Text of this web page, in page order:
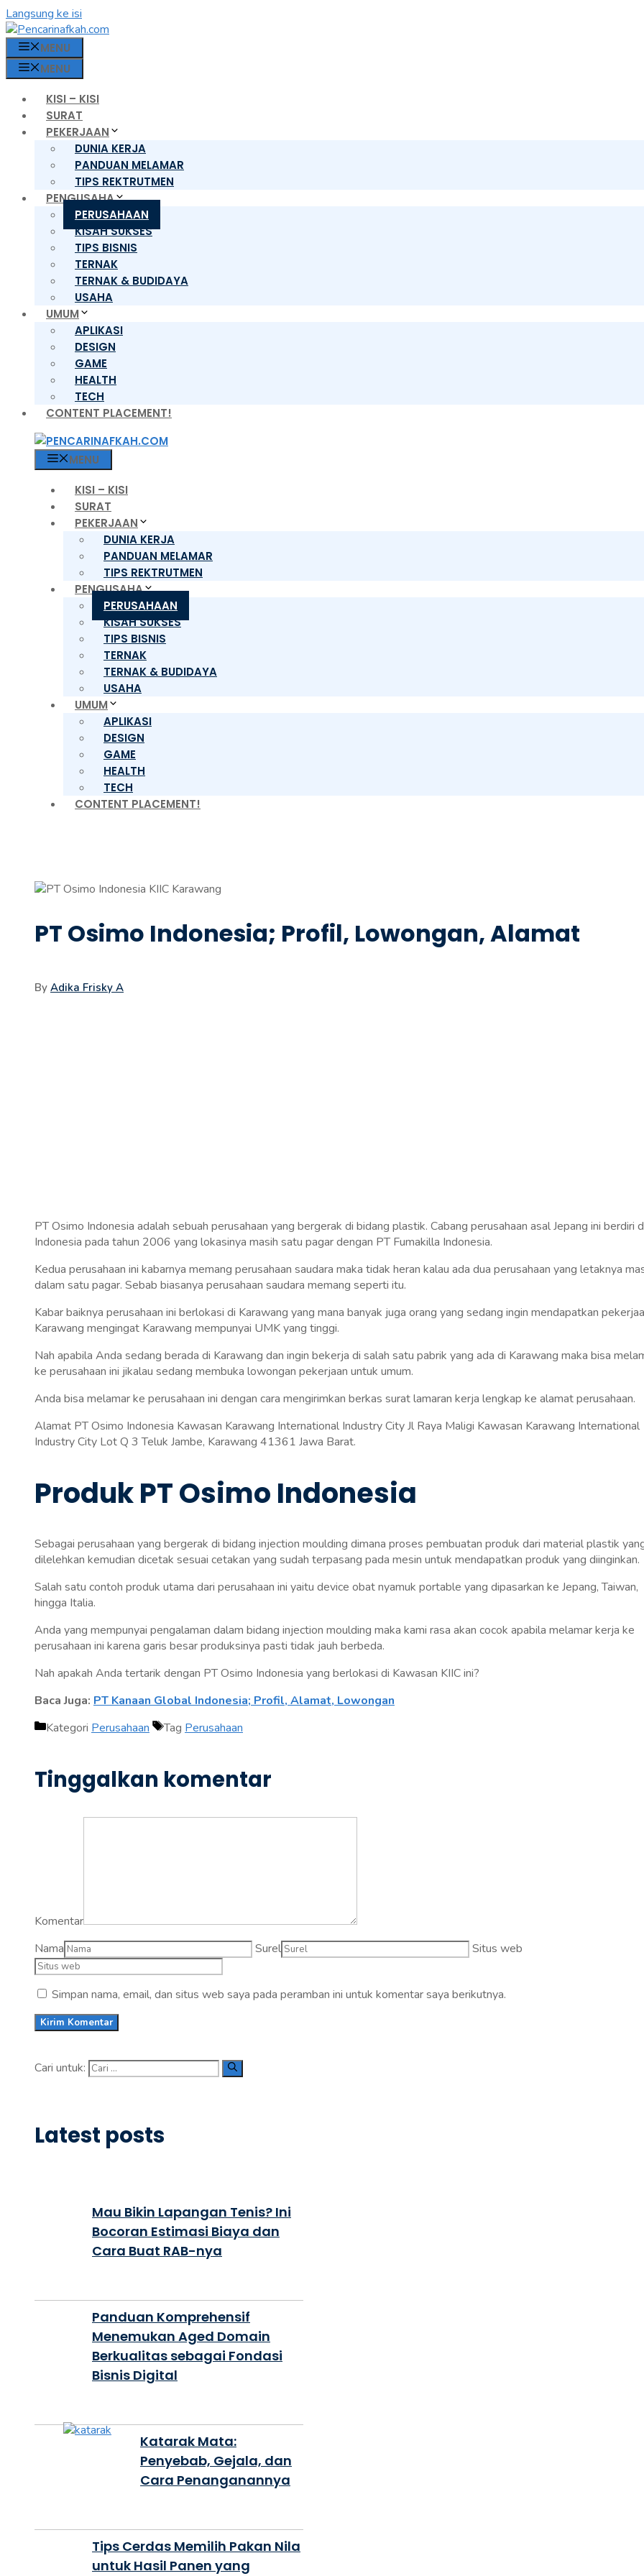
Langsung ke isi
MENU
MENU
KISI – KISI
SURAT
PEKERJAAN
DUNIA KERJA
PANDUAN MELAMAR
TIPS REKTRUTMEN
PENGUSAHA
PERUSAHAAN
KISAH SUKSES
TIPS BISNIS
TERNAK
TERNAK & BUDIDAYA
USAHA
UMUM
APLIKASI
DESIGN
GAME
HEALTH
TECH
CONTENT PLACEMENT!
MENU
KISI – KISI
SURAT
PEKERJAAN
DUNIA KERJA
PANDUAN MELAMAR
TIPS REKTRUTMEN
PENGUSAHA
PERUSAHAAN
KISAH SUKSES
TIPS BISNIS
TERNAK
TERNAK & BUDIDAYA
USAHA
UMUM
APLIKASI
DESIGN
GAME
HEALTH
TECH
CONTENT PLACEMENT!
PT Osimo Indonesia; Profil, Lowongan, Alamat
By Adika Frisky A
PT Osimo Indonesia adalah sebuah perusahaan yang bergerak di bidang plastik. Cabang perusahaan asal Jepang ini berdiri
Indonesia pada tahun 2006 yang lokasinya masih satu pagar dengan PT Fumakilla Indonesia.
Kedua perusahaan ini kabarnya memang perusahaan saudara maka tidak heran kalau ada dua perusahaan yang letaknya
dalam satu pagar. Sebab biasanya perusahaan saudara memang seperti itu.
Kabar baiknya perusahaan ini berlokasi di Karawang yang mana banyak juga orang yang sedang ingin mendapatkan
Karawang mengingat Karawang mempunyai UMK yang tinggi.
Nah apabila Anda sedang berada di Karawang dan ingin bekerja di salah satu pabrik yang ada di Karawang maka bisa
ke perusahaan ini jikalau sedang membuka lowongan pekerjaan untuk umum.
Anda bisa melamar ke perusahaan ini dengan cara mengirimkan berkas surat lamaran kerja lengkap ke alamat perusahaan.
Alamat PT Osimo Indonesia Kawasan Karawang International Industry City Jl Raya Maligi Kawasan Karawang International
Industry City Lot Q 3 Teluk Jambe, Karawang 41361 Jawa Barat.
Produk PT Osimo Indonesia
Sebagai perusahaan yang bergerak di bidang injection moulding dimana proses pembuatan produk dari material plastik
dilelehkan kemudian dicetak sesuai cetakan yang sudah terpasang pada mesin untuk mendapatkan produk yang diinginkan.
Salah satu contoh produk utama dari perusahaan ini yaitu device obat nyamuk portable yang dipasarkan ke Jepang, Taiwan,
hingga Italia.
Anda yang mempunyai pengalaman dalam bidang injection moulding maka kami rasa akan cocok apabila melamar kerja ke
perusahaan ini karena garis besar produksinya pasti tidak jauh berbeda.
Nah apakah Anda tertarik dengan PT Osimo Indonesia yang berlokasi di Kawasan KIIC ini?
Baca Juga: PT Kanaan Global Indonesia; Profil, Alamat, Lowongan
Kategori Perusahaan Tag Perusahaan
Tinggalkan komentar
Komentar
Nama
Surel Situs web
Simpan nama, email, dan situs web saya pada peramban ini untuk komentar saya berikutnya.
Cari untuk:
Latest posts
Mau Bikin Lapangan Tenis? Ini
Bocoran Estimasi Biaya dan
Cara Buat RAB-nya
Panduan Komprehensif
Menemukan Aged Domain
Berkualitas sebagai Fondasi
Bisnis Digital
Katarak Mata:
Penyebab, Gejala, dan
Cara Penanganannya
Tips Cerdas Memilih Pakan Nila
untuk Hasil Panen yang